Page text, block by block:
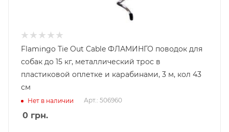
Flamingo Tie Out Cable ФЛАМИНГО поводок для
собак до 15 кг, металлический трос в
пластиковой оплетке и карабинами, 3 м, кол 43
см
Нет в наличии Арт.: 506960
0 грн.